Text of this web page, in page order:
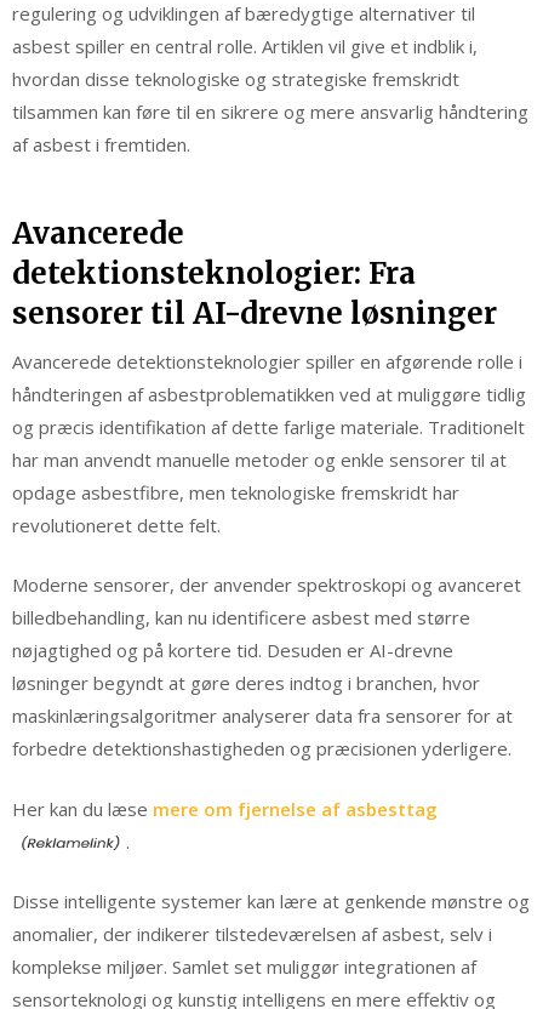
regulering og udviklingen af bæredygtige alternativer til
asbest spiller en central rolle. Artiklen vil give et indblik i,
hvordan disse teknologiske og strategiske fremskridt
tilsammen kan føre til en sikrere og mere ansvarlig håndtering
af asbest i fremtiden.
Avancerede
detektionsteknologier: Fra
sensorer til AI-drevne løsninger
Avancerede detektionsteknologier spiller en afgørende rolle i
håndteringen af asbestproblematikken ved at muliggøre tidlig
og præcis identifikation af dette farlige materiale. Traditionelt
har man anvendt manuelle metoder og enkle sensorer til at
opdage asbestfibre, men teknologiske fremskridt har
revolutioneret dette felt.
Moderne sensorer, der anvender spektroskopi og avanceret
billedbehandling, kan nu identificere asbest med større
nøjagtighed og på kortere tid. Desuden er AI-drevne
løsninger begyndt at gøre deres indtog i branchen, hvor
maskinlæringsalgoritmer analyserer data fra sensorer for at
forbedre detektionshastigheden og præcisionen yderligere.
Her kan du læse mere om fjernelse af asbesttag
.
Disse intelligente systemer kan lære at genkende mønstre og
anomalier, der indikerer tilstedeværelsen af asbest, selv i
komplekse miljøer. Samlet set muliggør integrationen af
sensorteknologi og kunstig intelligens en mere effektiv og